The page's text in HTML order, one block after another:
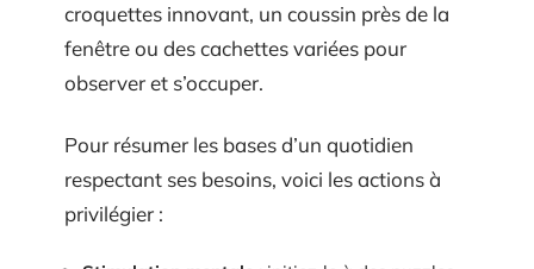
croquettes innovant, un coussin près de la
fenêtre ou des cachettes variées pour
observer et s’occuper.
Pour résumer les bases d’un quotidien
respectant ses besoins, voici les actions à
privilégier :